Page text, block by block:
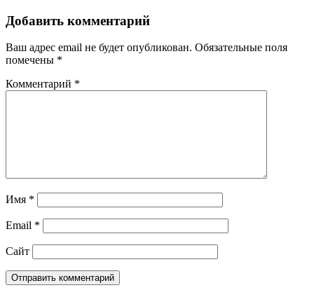
Добавить комментарий
Ваш адрес email не будет опубликован. Обязательные поля
помечены *
Комментарий *
Имя *
Email *
Сайт